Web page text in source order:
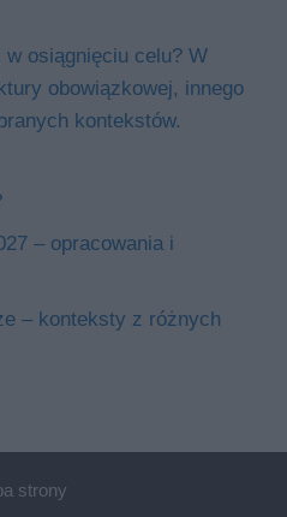
w osiągnięciu celu? W
obowiązkowej, innego
kontekstów.
– opracowania i
– konteksty z różnych
strony